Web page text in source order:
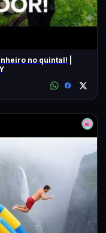
no quintal! |